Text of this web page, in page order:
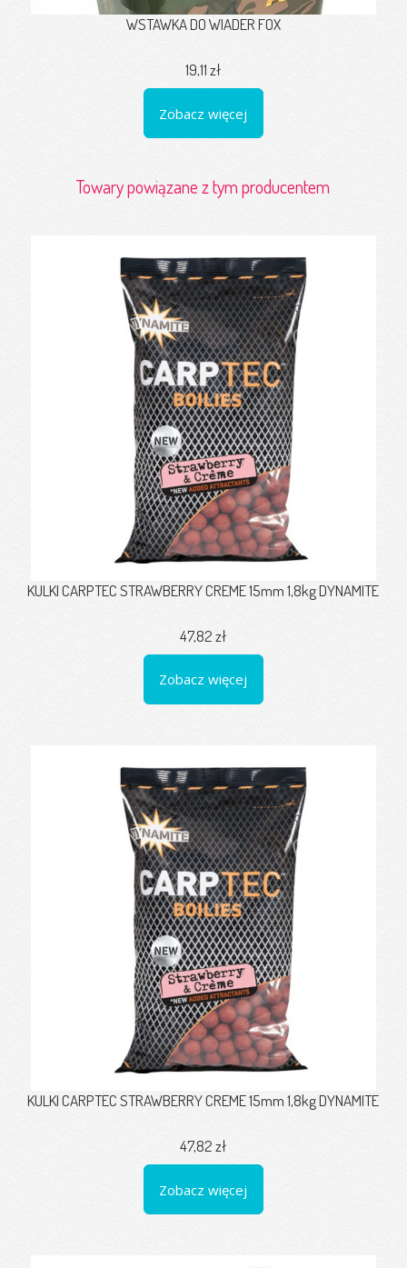
WSTAWKA DO WIADER FOX
19,11 zł
Zobacz więcej
Towary powiązane z tym producentem
KULKI CARPTEC STRAWBERRY CREME 15mm 1,8kg DYNAMITE
47,82 zł
Zobacz więcej
KULKI CARPTEC STRAWBERRY CREME 15mm 1,8kg DYNAMITE
47,82 zł
Zobacz więcej